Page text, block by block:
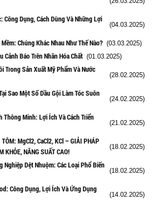
Công Dụng, Cách Dùng Và Những Lợi
(04.03.2025)
Chúng Khác Nhau Như Thế Nào? (03.03.2025)
Cảnh Báo Trên Nhãn Hóa Chất (01.03.2025)
Trong Sản Xuất Mỹ Phẩm Và Nước
(28.02.2025)
Sao Một Số Dầu Gội Làm Tóc Suôn
(24.02.2025)
Thông Minh: Lợi Ích Và Cách Triển
(21.02.2025)
TÔM: MgCl2, CaCl2, KCl – GIẢI PHÁP
KHỎE, NĂNG SUẤT CAO!
(18.02.2025)
Nghiệp Dệt Nhuộm: Các Loại Phổ Biến
(18.02.2025)
Công Dụng, Lợi Ích Và Ứng Dụng
(14.02.2025)